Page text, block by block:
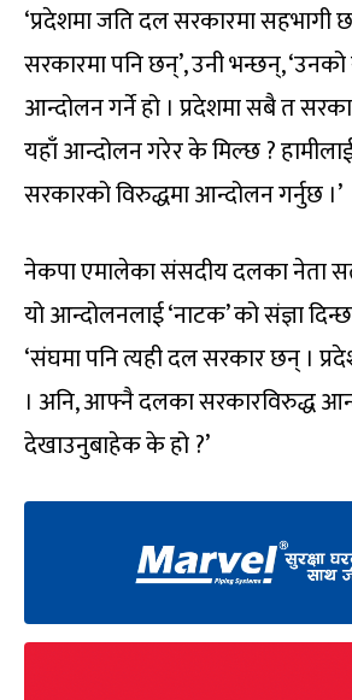
‘प्रदेशमा जति दल सरकारमा सहभागी
सरकारमा पनि छन्’, उनी भन्छन्,
आन्दोलन गर्ने हो । प्रदेशमा सबै त
यहाँ आन्दोलन गरेर के मिल्छ ?
सरकारको विरुद्धमा आन्दोलन गर्नुछ ।’
नेकपा एमालेका संसदीय दलका नेता
यो आन्दोलनलाई ‘नाटक’ को संज्ञा
‘संघमा पनि त्यही दल सरकार छन् ।
। अनि, आफ्नै दलका सरकारविरुद्ध
देखाउनुबाहेक के हो ?’